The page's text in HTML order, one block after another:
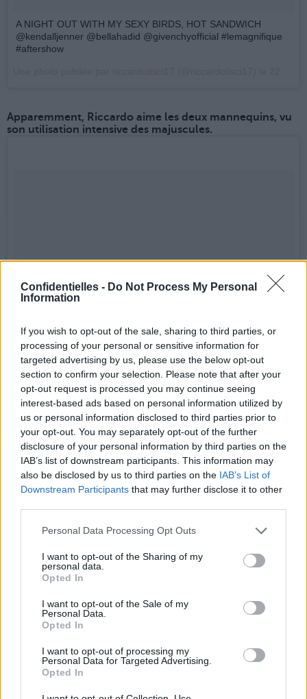
Confidentielles - Do Not Process My Personal
Information
If you wish to opt-out of the sale, sharing to third parties, or
processing of your personal or sensitive information for
targeted advertising by us, please use the below opt-out
section to confirm your selection. Please note that after your
opt-out request is processed you may continue seeing
interest-based ads based on personal information utilized by
us or personal information disclosed to third parties prior to
your opt-out. You may separately opt-out of the further
disclosure of your personal information by third parties on the
IAB’s list of downstream participants. This information may
also be disclosed by us to third parties on the IAB’s List of
Downstream Participants that may further disclose it to other
Personal Data Processing Opt Outs
I want to opt-out of the Sharing of my
personal data.
Opted In
I want to opt-out of the Sale of my
Personal Data.
Opted In
I want to opt-out of processing my
Personal Data for Targeted Advertising.
Opted In
A NIGHT OUT WITH MY SEXY BIRDS, HOT SANDWICH
@kendalljenner @bellahadid @givenchyofficial #lemagnifique
#aftershow
Apparemment, Riccardo aime les deux mannequins, vu
son utilisation intensive des majuscules.
THANK YOU TO MY GIRLS, THE FIERCEST IN THE GAME,
FOR ALWAYS SHOWING UP AND TURNING IT UPSIDE
DOWN! LOVE YOU GIRLS NOW AND ALWAYS!!!!
@kendalljenner @bellahadid @joansmalls @liyakebede
@itsmesunniva @blaancapadilla @lizzy.salt
Une photo publiée par riccardotisci17 (@riccardotisci17) le
Kendall, elle, ce qu'elle aime, c'est faire prendre l'air à
ses tétons !